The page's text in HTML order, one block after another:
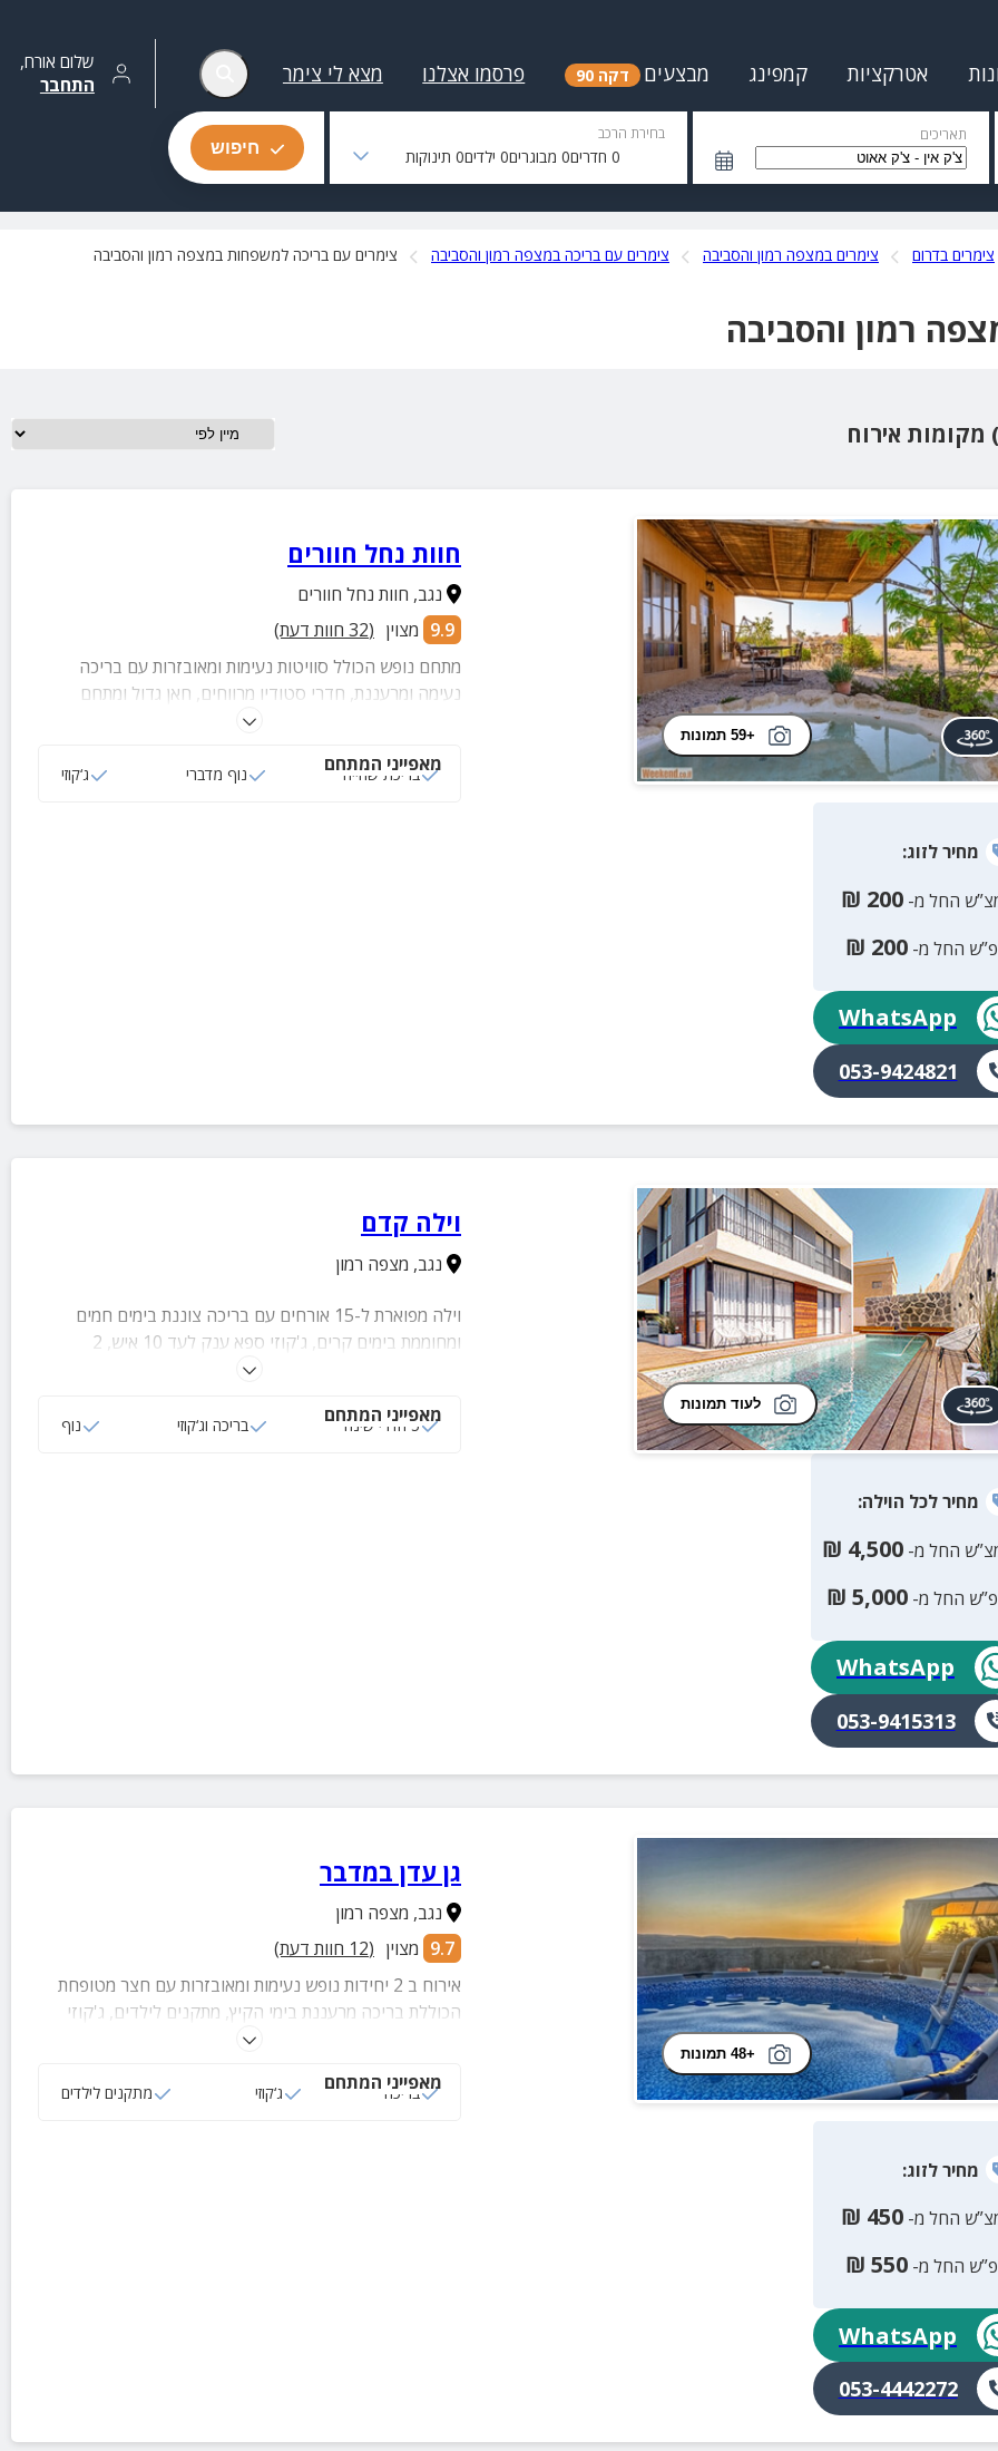
אטרקציות קמפינג מבצעים דקה 90 פרסמו אצלנו מצא לי צימר שלום אורח,
התחבר
תאריכים בחירת הרכב
0חדרים0מבוגרים0ילדים0תינוקות חיפוש
צימרים בדרום צימרים במצפה רמון והסביבה צימרים עם בריכה במצפה רמון והסביבה צימרים עם בריכה למשפחות במצפה רמון והסביבה
+59 תמונות
חוות נחל חוורים
נגב, חוות נחל חוורים
9.9 מצוין (
32 חוות דעת)
מתחם נופש הכולל סוויטות נעימות ומאובזרות עם בריכה
נעימה ומרעננת, חדרי סטודיו מרווחים, חאן גדול ומתחם
קמפינג באווירה הקסומה של המדבר.
מאפייני המתחם
בריכת שחייה נוף מדברי ג‘קוזי
מחירלזוג:
החל מ- 200
₪
החל מ- 200
₪
WhatsApp
053-9424821
לעוד תמונות
וילה קדם
נגב, מצפה רמון
וילה מפוארת ל-15 אורחים עם בריכה צוננת בימים חמים
ומחוממת בימים קרים, ג'קוזי ספא ענק לעד 10 איש, 2
מטבחים - חיצוני ופנימי, חדרי שינה מרווחים ונוחים, סלון עם
מאפייני המתחם
5 חדרי שינה בריכה וג‘קוזי נוף
מחירלכל הוילה:
החל מ- 4,500
₪
החל מ- 5,000
₪
WhatsApp
053-9415313
+48 תמונות
גן עדן במדבר
נגב, מצפה רמון
9.7 מצוין (
12 חוות דעת)
אירוח ב 2 יחידות נופש נעימות ומאובזרות עם חצר מטופחת
הכוללת בריכה מרעננת בימי הקיץ, מתקנים לילדים, ג'קוזי
מאפייני המתחם
בריכה ג‘קוזי מתקנים לילדים
מחירלזוג:
החל מ- 450
₪
החל מ- 550
₪
WhatsApp
053-4442272